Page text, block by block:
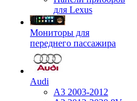
для Lexus
Мониторы для
переднего пассажира
Audi
A3 2003-2012